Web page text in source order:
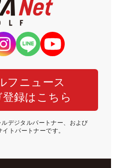
フニュース
録はこちら
デジタルパートナー、および
トパートナーです。